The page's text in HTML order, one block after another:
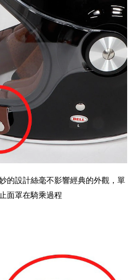
的設計絲毫不影響經典的外觀，單
面罩在騎乘過程